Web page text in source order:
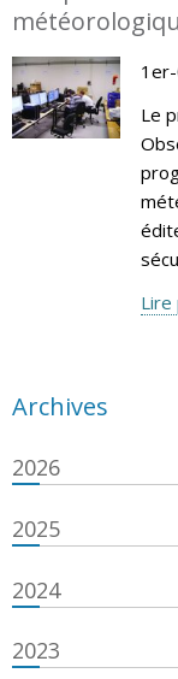
Le
Lire
Archives
2026
2025
2024
2023